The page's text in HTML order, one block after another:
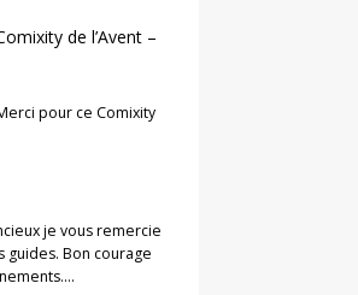
de l’Avent –
pour ce Comixity
je vous remercie
guides. Bon courage